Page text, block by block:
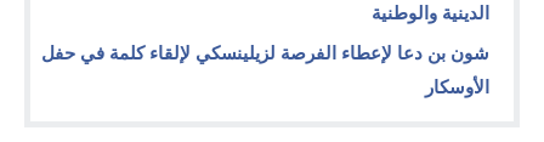
الدينية والوطنية
شون بن دعا لإعطاء الفرصة لزيلينسكي لإلقاء كلمة في حفل
الأوسكار